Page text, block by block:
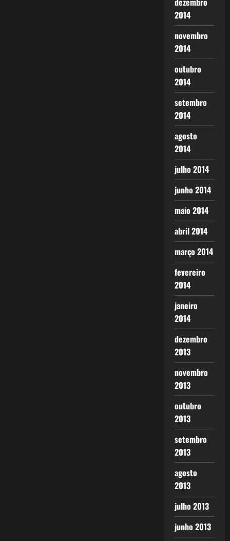
2014
novembro
2014
outubro
2014
setembro
2014
agosto
2014
julho 2014
junho 2014
maio 2014
abril 2014
março 2014
fevereiro
2014
janeiro
2014
dezembro
2013
novembro
2013
outubro
2013
setembro
2013
agosto
2013
julho 2013
junho 2013